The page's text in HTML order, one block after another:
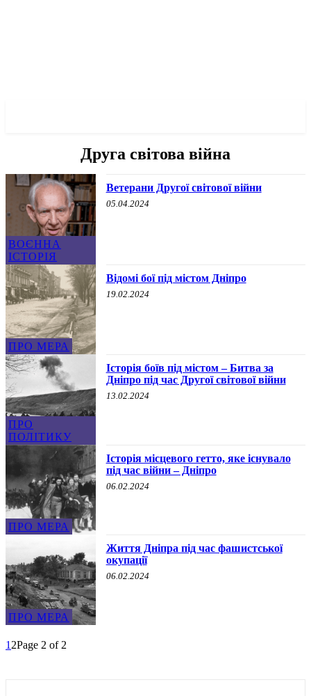
Друга світова війна
ВОЄННА
ІСТОРІЯ
Ветерани Другої світової війни
05.04.2024
ПРО МЕРА
Відомі бої під містом Дніпро
19.02.2024
ПРО
ПОЛІТИКУ
Історія боїв під містом – Битва за
Дніпро під час Другої світової війни
13.02.2024
ПРО МЕРА
Історія місцевого гетто, яке існувало
під час війни – Дніпро
06.02.2024
ПРО МЕРА
Життя Дніпра під час фашистської
окупації
06.02.2024
1 2Page 2 of 2